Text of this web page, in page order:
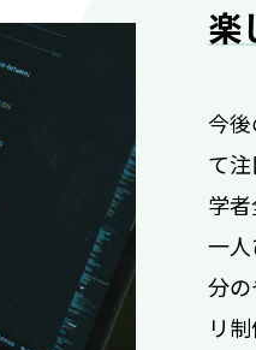
楽
今
て
学
一
分
リ